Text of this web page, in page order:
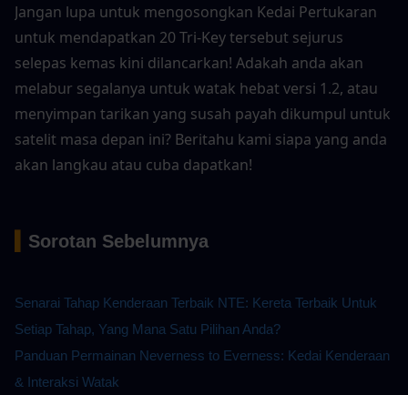
Jangan lupa untuk mengosongkan Kedai Pertukaran
untuk mendapatkan 20 Tri-Key tersebut sejurus
selepas kemas kini dilancarkan! Adakah anda akan
melabur segalanya untuk watak hebat versi 1.2, atau
menyimpan tarikan yang susah payah dikumpul untuk
satelit masa depan ini? Beritahu kami siapa yang anda
akan langkau atau cuba dapatkan!
Sorotan Sebelumnya
Senarai Tahap Kenderaan Terbaik NTE: Kereta Terbaik Untuk
Setiap Tahap, Yang Mana Satu Pilihan Anda?
Panduan Permainan Neverness to Everness: Kedai Kenderaan
& Interaksi Watak